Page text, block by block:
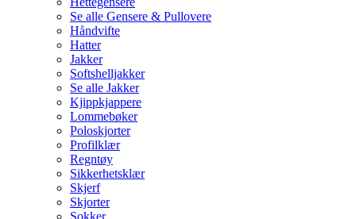
Se alle Gensere & Pullovere
Håndvifte
Hatter
Jakker
Softshelljakker
Se alle Jakker
Kjippkjappere
Lommebøker
Poloskjorter
Profilklær
Regntøy
Sikkerhetsklær
Skjerf
Skjorter
Sokker